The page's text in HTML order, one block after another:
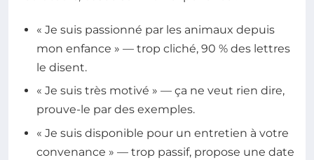
« Je suis passionné par les animaux depuis
mon enfance » — trop cliché, 90 % des lettres
le disent.
« Je suis très motivé » — ça ne veut rien dire,
prouve-le par des exemples.
« Je suis disponible pour un entretien à votre
convenance » — trop passif, propose une date